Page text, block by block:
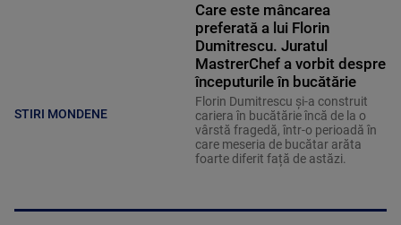
STIRI MONDENE
Care este mâncarea
preferată a lui Florin
Dumitrescu. Juratul
MastrerChef a vorbit despre
începuturile în bucătărie
Florin Dumitrescu și-a construit
cariera în bucătărie încă de la o
vârstă fragedă, într-o perioadă în
care meseria de bucătar arăta
foarte diferit față de astăzi.